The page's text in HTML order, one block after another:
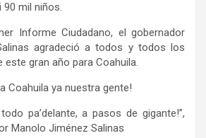
90 mil niños.
Informe Ciudadano, el gobernador
agradeció a todos y todos los
este gran año para Coahuila.
a Coahuila ya nuestra gente!
pa’delante, a pasos de gigante!”,
Manolo Jiménez Salinas